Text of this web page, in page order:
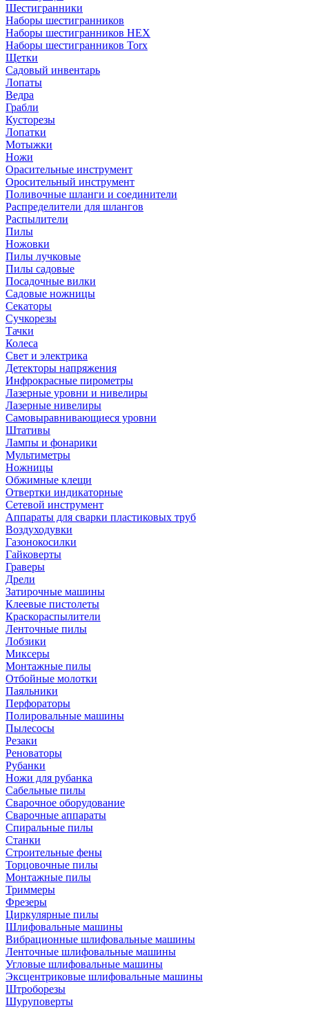
Шестигранники
Наборы шестигранников
Наборы шестигранников HEX
Наборы шестигранников Torx
Щетки
Садовый инвентарь
Лопаты
Ведра
Грабли
Кусторезы
Лопатки
Мотыжки
Ножи
Орасительные инструмент
Оросительный инструмент
Поливочные шланги и соединители
Распределители для шлангов
Распылители
Пилы
Ножовки
Пилы лучковые
Пилы садовые
Посадочные вилки
Садовые ножницы
Секаторы
Сучкорезы
Тачки
Колеса
Свет и электрика
Детекторы напряжения
Инфрокрасные пирометры
Лазерные уровни и нивелиры
Лазерные нивелиры
Самовыравнивающиеся уровни
Штативы
Лампы и фонарики
Мультиметры
Ножницы
Обжимные клещи
Отвертки индикаторные
Сетевой инструмент
Аппараты для сварки пластиковых труб
Воздуходувки
Газонокосилки
Гайковерты
Граверы
Дрели
Затирочные машины
Клеевые пистолеты
Краскораспылители
Ленточные пилы
Лобзики
Миксеры
Монтажные пилы
Отбойные молотки
Паяльники
Перфораторы
Полировальные машины
Пылесосы
Резаки
Реноваторы
Рубанки
Ножи для рубанка
Сабельные пилы
Сварочное оборудование
Сварочные аппараты
Спиральные пилы
Станки
Строительные фены
Торцовочные пилы
Монтажные пилы
Триммеры
Фрезеры
Циркулярные пилы
Шлифовальные машины
Вибрационные шлифовальные машины
Ленточные шлифовальные машины
Угловые шлифовальные машины
Эксцентриковые шлифовальные машины
Штроборезы
Шуруповерты